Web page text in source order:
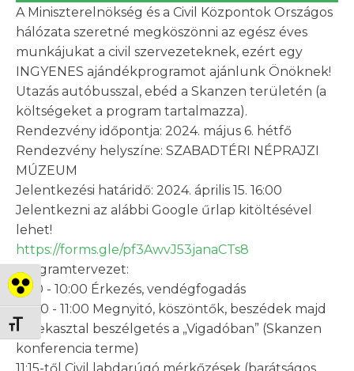
Nagy kontraszt váltása
Betűméret váltása
A Miniszterelnökség és a Civil Központok Országos
hálózata szeretné megköszönni az egész éves
munkájukat a civil szervezeteknek, ezért egy
INGYENES ajándékprogramot ajánlunk Önöknek!
Utazás autóbusszal, ebéd a Skanzen területén (a
költségeket a program tartalmazza).
Rendezvény időpontja: 2024. május 6. hétfő
Rendezvény helyszíne: SZABADTÉRI NÉPRAJZI
MÚZEUM
Jelentkezési határidő: 2024. április 15. 16:00
Jelentkezni az alábbi Google űrlap kitöltésével
lehet!
https://forms.gle/pf3AwvJ53janaCTs8
Programtervezet:
9:00 - 10:00 Érkezés, vendégfogadás
10:00 - 11:00 Megnyitó, köszöntők, beszédek majd
kerekasztal beszélgetés a „Vigadóban” (Skanzen
konferencia terme)